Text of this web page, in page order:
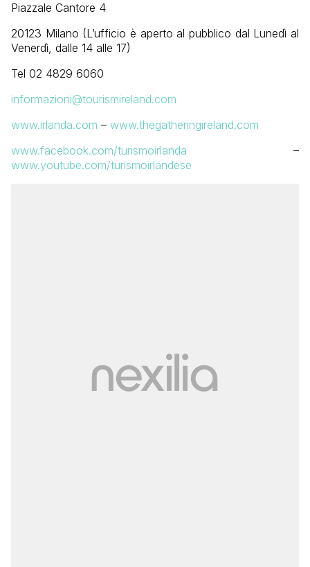
Piazzale Cantore 4
20123 Milano (L’ufficio è aperto al pubblico dal Lunedì al
Venerdì, dalle 14 alle 17)
Tel 02 4829 6060
informazioni@tourismireland.com
www.irlanda.com – www.thegatheringireland.com
www.facebook.com/turismoirlanda –
www.youtube.com/turismoirlandese